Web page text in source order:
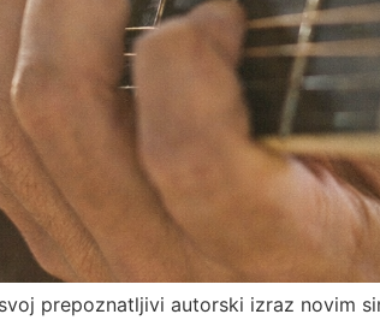
prepoznatljivi autorski izraz novim